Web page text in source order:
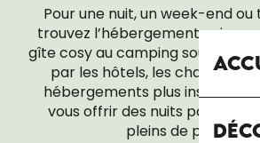
Pour une nuit, un week-end ou
trouvez l’hébergement qui
gîte cosy au camping sous les
par les hôtels, les chambres
hébergements plus insolites,
vous offrir des nuits paisibles…
pleins de